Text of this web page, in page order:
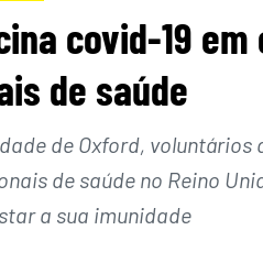
covid-19
de saúde
de Oxford, voluntários
de saúde no Reino
a sua imunidade